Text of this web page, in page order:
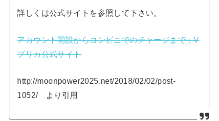
詳しくは公式サイトを参照して下さい。
アカウント開設からコンビニでのチャージまで：V
プリカ公式サイト
http://moonpower2025.net/2018/02/02/post-
1052/ より引用